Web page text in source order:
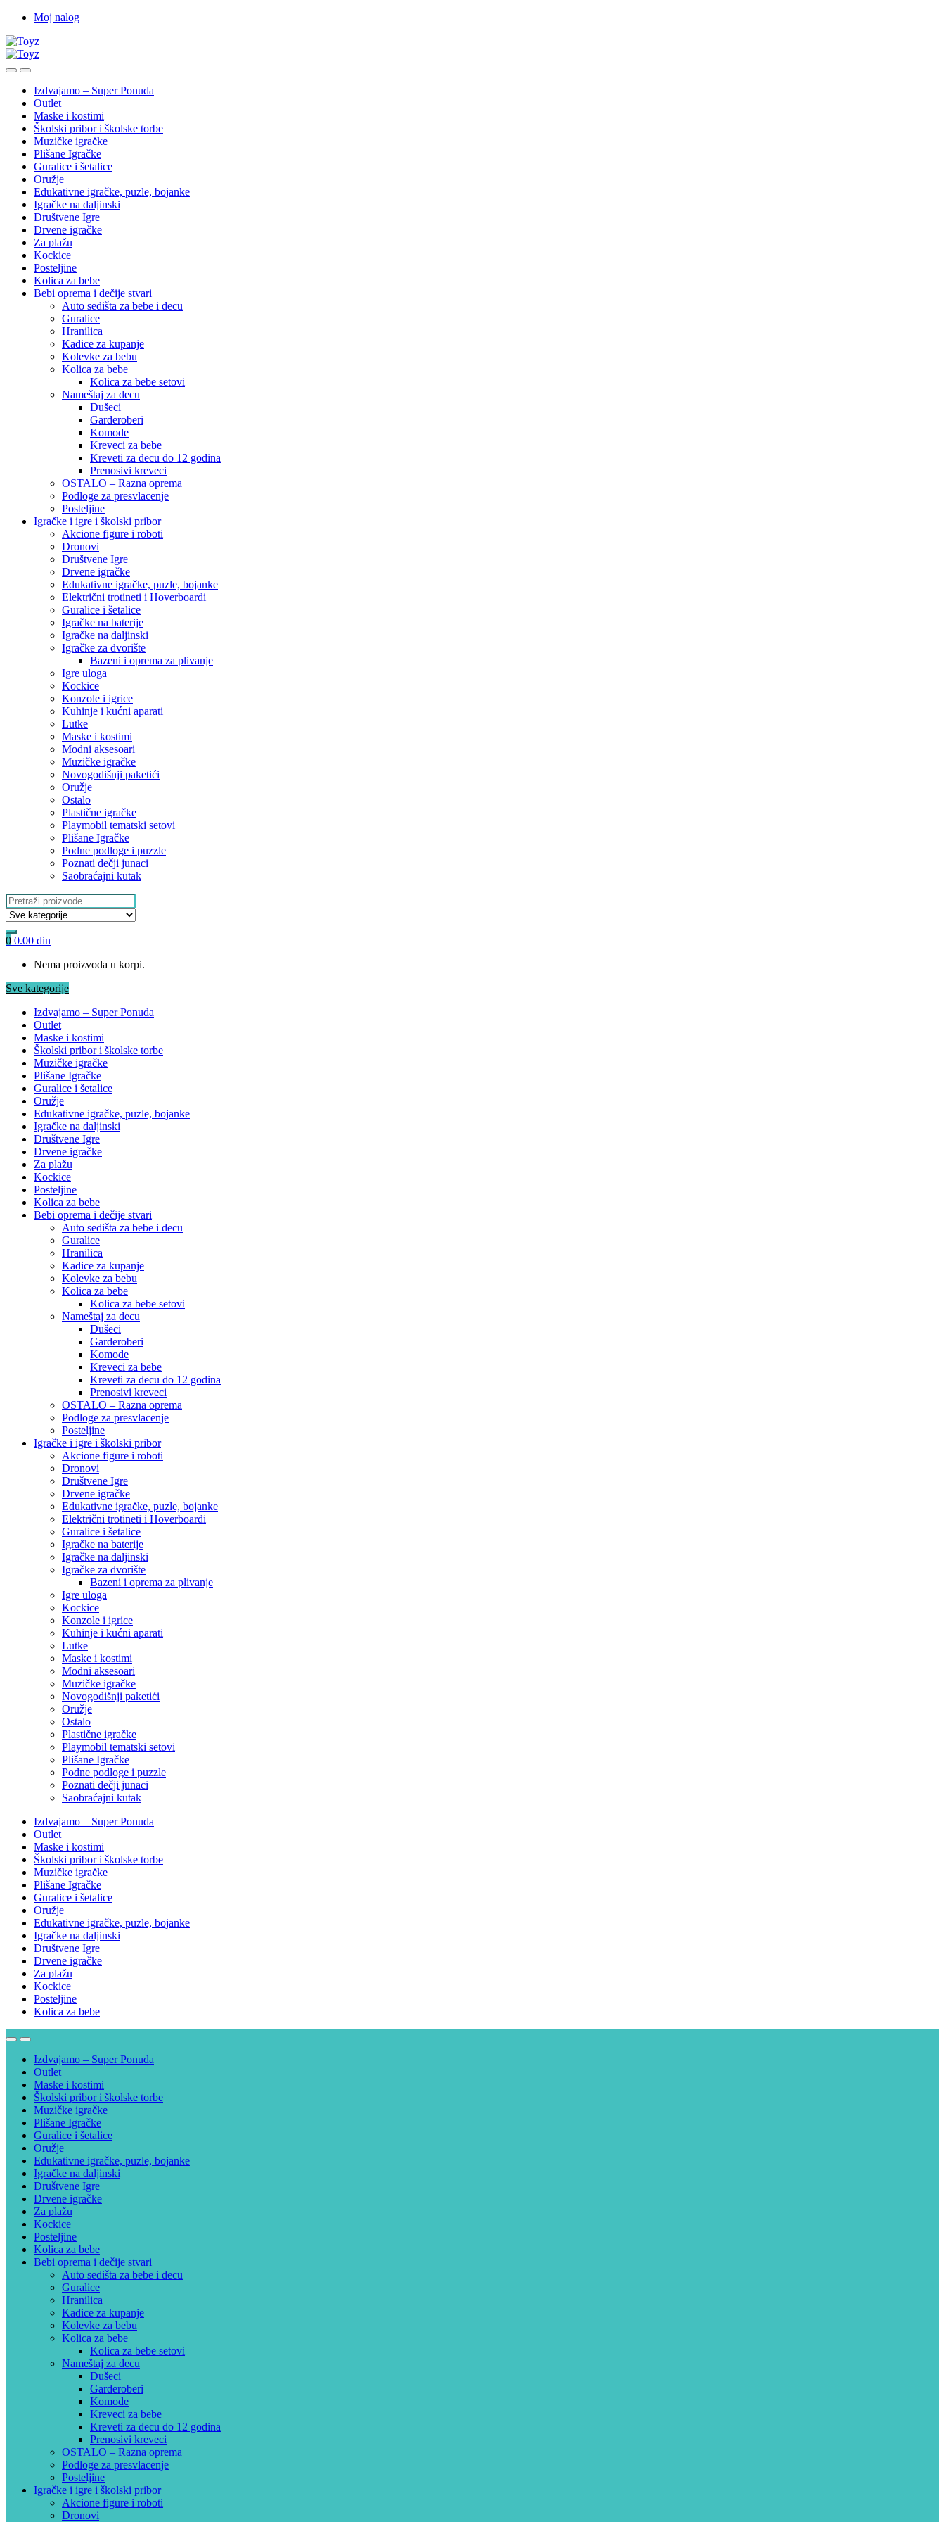
Skip
navigation
Skip
content
Moj nalog
Izdvajamo – Super Ponuda
Outlet
Maske i kostimi
Školski pribor i školske torbe
Muzičke igračke
Plišane Igračke
Guralice i šetalice
Oružje
Edukativne igračke, puzle, bojanke
Igračke na daljinski
Društvene Igre
Drvene igračke
Za plažu
Kockice
Posteljine
Kolica za bebe
Bebi oprema i dečije stvari
Auto sedišta za bebe i decu
Guralice
Hranilica
Kadice za kupanje
Kolevke za bebu
Kolica za bebe
Kolica za bebe setovi
Nameštaj za decu
Dušeci
Garderoberi
Komode
Kreveci za bebe
Kreveti za decu do 12 godina
Prenosivi kreveci
OSTALO – Razna oprema
Podloge za presvlacenje
Posteljine
Igračke i igre i školski pribor
Akcione figure i roboti
Dronovi
Društvene Igre
Drvene igračke
Edukativne igračke, puzle, bojanke
Električni trotineti i Hoverboardi
Guralice i šetalice
Igračke na baterije
Igračke na daljinski
‎Igračke za dvorište
Bazeni i oprema za plivanje
Igre uloga
Kockice
Konzole i igrice
Kuhinje i kućni aparati
Lutke
Maske i kostimi
Modni aksesoari
Muzičke igračke
Novogodišnji paketići
Oružje
Ostalo
Plastične igračke
Playmobil tematski setovi
Plišane Igračke
Podne podloge i puzzle
Poznati dečji junaci
Saobraćajni kutak
Search
for:
0 0.00 din
Nema proizvoda u korpi.
Sve kategorije
Izdvajamo – Super Ponuda
Outlet
Maske i kostimi
Školski pribor i školske torbe
Muzičke igračke
Plišane Igračke
Guralice i šetalice
Oružje
Edukativne igračke, puzle, bojanke
Igračke na daljinski
Društvene Igre
Drvene igračke
Za plažu
Kockice
Posteljine
Kolica za bebe
Bebi oprema i dečije stvari
Auto sedišta za bebe i decu
Guralice
Hranilica
Kadice za kupanje
Kolevke za bebu
Kolica za bebe
Kolica za bebe setovi
Nameštaj za decu
Dušeci
Garderoberi
Komode
Kreveci za bebe
Kreveti za decu do 12 godina
Prenosivi kreveci
OSTALO – Razna oprema
Podloge za presvlacenje
Posteljine
Igračke i igre i školski pribor
Akcione figure i roboti
Dronovi
Društvene Igre
Drvene igračke
Edukativne igračke, puzle, bojanke
Električni trotineti i Hoverboardi
Guralice i šetalice
Igračke na baterije
Igračke na daljinski
‎Igračke za dvorište
Bazeni i oprema za plivanje
Igre uloga
Kockice
Konzole i igrice
Kuhinje i kućni aparati
Lutke
Maske i kostimi
Modni aksesoari
Muzičke igračke
Novogodišnji paketići
Oružje
Ostalo
Plastične igračke
Playmobil tematski setovi
Plišane Igračke
Podne podloge i puzzle
Poznati dečji junaci
Saobraćajni kutak
Izdvajamo – Super Ponuda
Outlet
Maske i kostimi
Školski pribor i školske torbe
Muzičke igračke
Plišane Igračke
Guralice i šetalice
Oružje
Edukativne igračke, puzle, bojanke
Igračke na daljinski
Društvene Igre
Drvene igračke
Za plažu
Kockice
Posteljine
Kolica za bebe
Izdvajamo – Super Ponuda
Outlet
Maske i kostimi
Školski pribor i školske torbe
Muzičke igračke
Plišane Igračke
Guralice i šetalice
Oružje
Edukativne igračke, puzle, bojanke
Igračke na daljinski
Društvene Igre
Drvene igračke
Za plažu
Kockice
Posteljine
Kolica za bebe
Bebi oprema i dečije stvari
Auto sedišta za bebe i decu
Guralice
Hranilica
Kadice za kupanje
Kolevke za bebu
Kolica za bebe
Kolica za bebe setovi
Nameštaj za decu
Dušeci
Garderoberi
Komode
Kreveci za bebe
Kreveti za decu do 12 godina
Prenosivi kreveci
OSTALO – Razna oprema
Podloge za presvlacenje
Posteljine
Igračke i igre i školski pribor
Akcione figure i roboti
Dronovi